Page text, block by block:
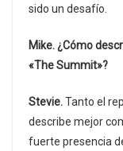
sido un desafío.
Mike. ¿Cómo
«The Summit»?
Stevie.Tanto el
describe mejor
fuerte presencia